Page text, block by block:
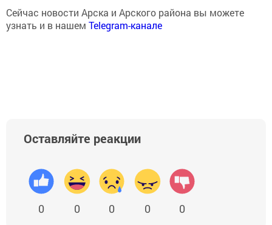
Сейчас новости Арска и Арского района вы можете
узнать и в нашем Telegram-канале
Оставляйте реакции
0 0 0 0 0